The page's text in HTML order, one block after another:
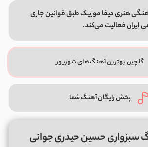
هنری میفا موزیک طبق قوانین جاری
ایران فعالیت می‌کند.
گلچین بهترین آهنگ‌های شهریور
پخش رایگان آهنگ شما
سبزواری حسین حیدری جوانی